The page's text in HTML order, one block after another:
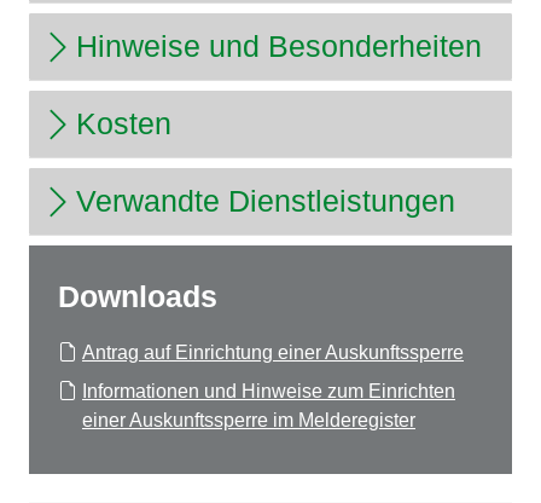
Hinweise und Besonderheiten
Kosten
Verwandte Dienstleistungen
Downloads
Antrag auf Einrichtung einer Auskunftssperre
Informationen und Hinweise zum Einrichten
einer Auskunftssperre im Melderegister